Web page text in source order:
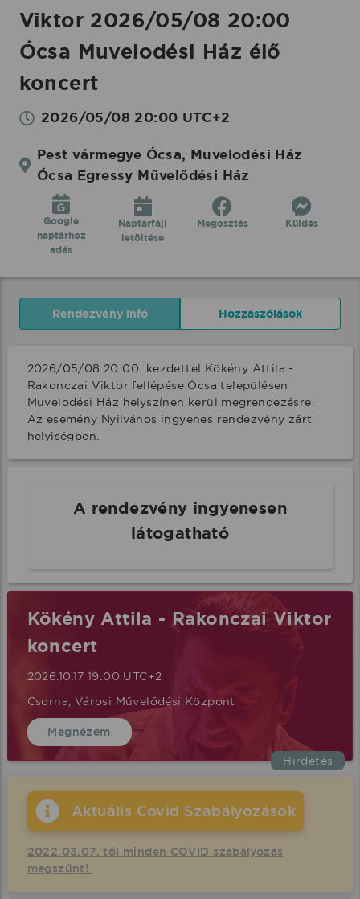
Viktor 2026/05/08 20:00
Ócsa Muvelodési Ház élő
koncert
2026/05/08 20:00 UTC+2
Pest vármegye Ócsa, Muvelodési Ház
Ócsa Egressy Művelődési Ház
Google
naptárhoz
adás
Naptárfájl
letöltése
Megosztás Küldés
Rendezvény infó Hozzászólások
2026/05/08 20:00  kezdettel Kökény Attila -
Rakonczai Viktor fellépése Ócsa településen
Muvelodési Ház helyszínen kerül megrendezésre.
Az esemény Nyilvános ingyenes rendezvény zárt
helyiségben.
A rendezvény ingyenesen
látogatható
Hirdetés
Kökény Attila - Rakonczai Viktor
koncert
2026.10.17 19:00 UTC+2
Csorna, Városi Művelődési Központ
Megnézem
Aktuális Covid Szabályozások
2022.03.07. től minden COVID szabályozás
megszűnt!